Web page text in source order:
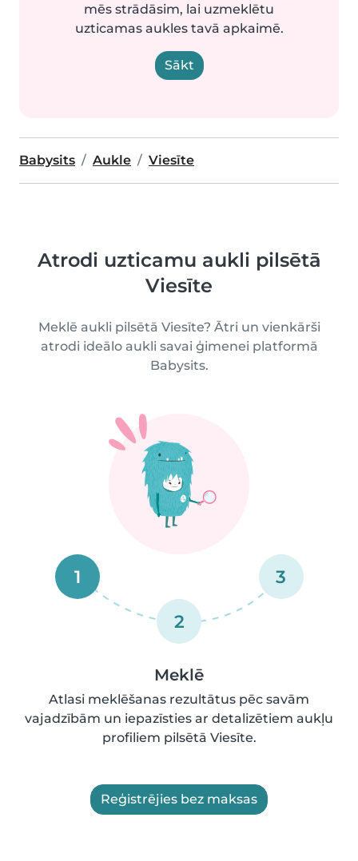
mēs strādāsim, lai uzmeklētu
uzticamas aukles tavā apkaimē.
Sākt
Babysits Aukle Viesīte
Atrodi uzticamu aukli pilsētā
Viesīte
Meklē aukli pilsētā Viesīte? Ātri un vienkārši
atrodi ideālo aukli savai ģimenei platformā
Babysits.
1
2
3
Meklē
Atlasi meklēšanas rezultātus pēc savām
vajadzībām un iepazīsties ar detalizētiem aukļu
profiliem pilsētā Viesīte.
Reģistrējies bez maksas